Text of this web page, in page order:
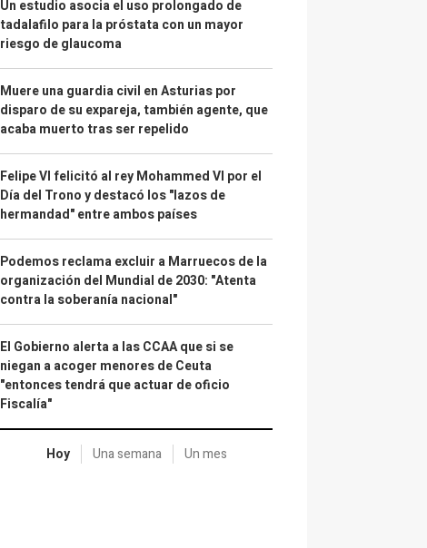
Un estudio asocia el uso prolongado de
tadalafilo para la próstata con un mayor
riesgo de glaucoma
Muere una guardia civil en Asturias por
disparo de su expareja, también agente, que
acaba muerto tras ser repelido
Felipe VI felicitó al rey Mohammed VI por el
Día del Trono y destacó los "lazos de
hermandad" entre ambos países
Podemos reclama excluir a Marruecos de la
organización del Mundial de 2030: "Atenta
contra la soberanía nacional"
El Gobierno alerta a las CCAA que si se
niegan a acoger menores de Ceuta
"entonces tendrá que actuar de oficio
Fiscalía"
Hoy Una semana Un mes